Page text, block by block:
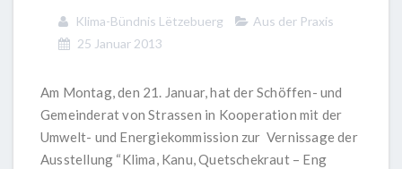
Klima-Bündnis Lëtzebuerg
Aus der Praxis
25 Januar 2013
Am Montag, den 21. Januar, hat der Schöffen- und
Gemeinderat von Strassen in Kooperation mit der
Umwelt- und Energiekommission zur Vernissage der
Ausstellung “Klima, Kanu, Quetschekraut – Eng